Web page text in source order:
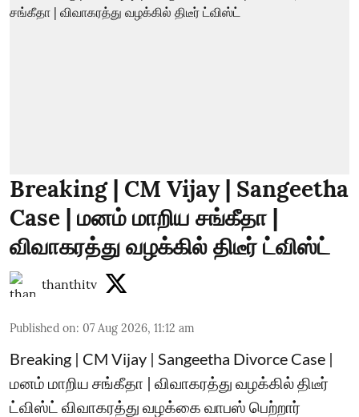
Breaking | CM Vijay | Sangeetha
Case | மனம் மாறிய சங்கீதா |
விவாகரத்து வழக்கில் திடீர் ட்விஸ்ட்
thanthitv
Published on: 07 Aug 2026, 11:12 am
Breaking | CM Vijay | Sangeetha Divorce Case |
மனம் மாறிய சங்கீதா | விவாகரத்து வழக்கில் திடீர்
ட்விஸ்ட் விவாகரத்து வழக்கை வாபஸ் பெற்றார்